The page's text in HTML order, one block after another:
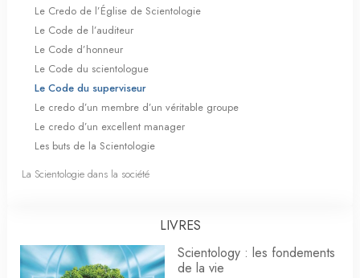
Le Credo de l’Église de Scientologie
Le Code de l’auditeur
Le Code d’honneur
Le Code du scientologue
Le Code du superviseur
Le credo d’un membre d’un véritable groupe
Le credo d’un excellent manager
Les buts de la Scientologie
La Scientologie dans la société
LIVRES
Scientology : les fondements
de la vie